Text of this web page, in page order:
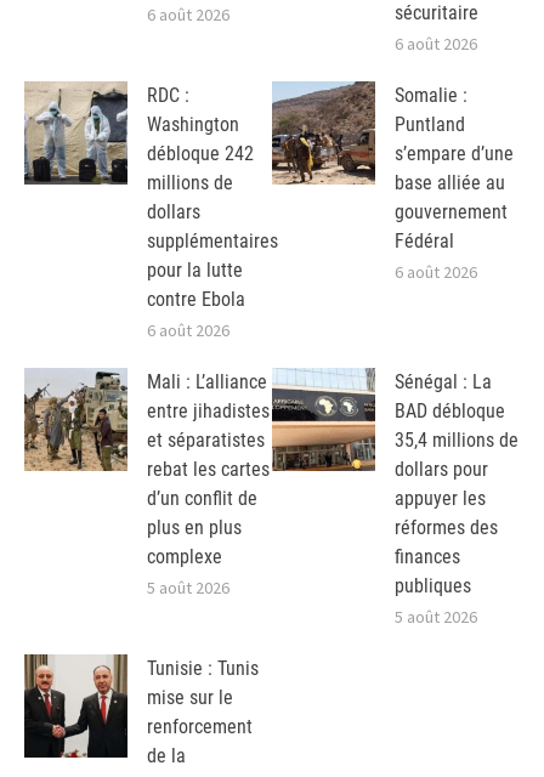
6 août 2026
sécuritaire
6 août 2026
RDC :
Washington
débloque 242
millions de
dollars
supplémentaires
pour la lutte
contre Ebola
6 août 2026
Somalie :
Puntland
s’empare d’une
base alliée au
gouvernement
Fédéral
6 août 2026
Mali : L’alliance
entre jihadistes
et séparatistes
rebat les cartes
d’un conflit de
plus en plus
complexe
5 août 2026
Sénégal : La
BAD débloque
35,4 millions de
dollars pour
appuyer les
réformes des
finances
publiques
5 août 2026
Tunisie : Tunis
mise sur le
renforcement
de la